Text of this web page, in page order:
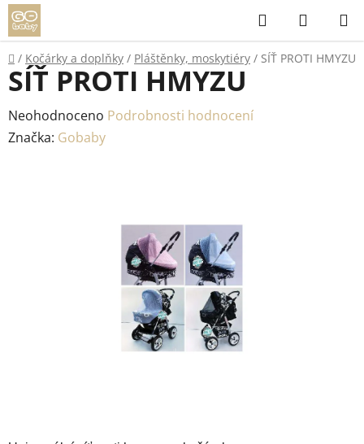
Přejít
na
obsah
Hledat
KOŠÍK
Domů
/ Kočárky a doplňky / Pláštěnky, moskytiéry / SÍŤ PROTI HMYZU
SÍŤ PROTI HMYZU
Průměrné
hodnocení
Neohodnoceno Podrobnosti hodnocení
Značka: Gobaby